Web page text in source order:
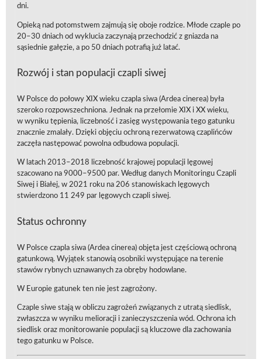
dni.
Opieką nad potomstwem zajmują się oboje rodzice. Młode czaple po
20–30 dniach od wyklucia zaczynają przechodzić z gniazda na
sąsiednie gałęzie, a po 50 dniach potrafią już latać.
Rozwój i stan populacji czapli siwej
W Polsce do połowy XIX wieku czapla siwa (Ardea cinerea) była
szeroko rozpowszechniona. Jednak na przełomie XIX i XX wieku,
w wyniku tępienia, liczebność i zasięg występowania tego gatunku
znacznie zmalały. Dzięki objęciu ochroną rezerwatową czaplińców
zaczęła następować powolna odbudowa populacji.
W latach 2013–2018 liczebność krajowej populacji lęgowej
szacowano na 9000–9500 par. Według danych Monitoringu Czapli
Siwej i Białej, w 2021 roku na 206 stanowiskach lęgowych
stwierdzono 11 249 par lęgowych czapli siwej.
Status ochronny
W Polsce czapla siwa (Ardea cinerea) objęta jest częściową ochroną
gatunkową. Wyjątek stanowią osobniki występujące na terenie
stawów rybnych uznawanych za obręby hodowlane.
W Europie gatunek ten nie jest zagrożony.
Czaple siwe stają w obliczu zagrożeń związanych z utratą siedlisk,
zwłaszcza w wyniku melioracji i zanieczyszczenia wód. Ochrona ich
siedlisk oraz monitorowanie populacji są kluczowe dla zachowania
tego gatunku w Polsce.